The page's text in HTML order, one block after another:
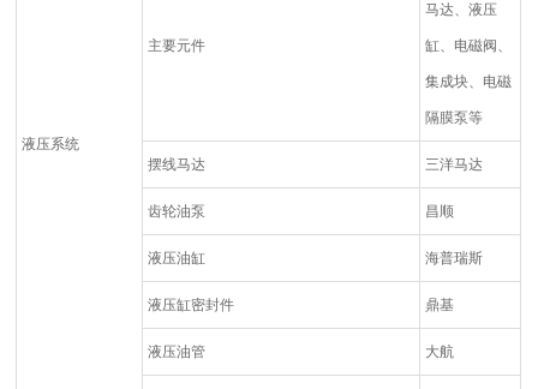
液压系统
主要元件
马达、液压
缸、电磁阀、
集成块、电磁
隔膜泵等
摆线马达 三洋马达
齿轮油泵 昌顺
液压油缸 海普瑞斯
液压缸密封件 鼎基
液压油管 大航